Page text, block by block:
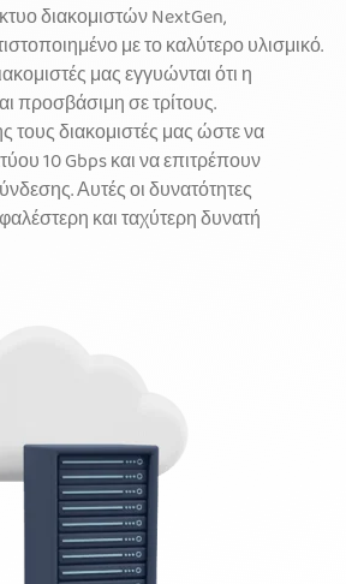
διακομιστών NextGen,
με το καλύτερο υλισμικό.
μας εγγυώνται ότι η
προσβάσιμη σε τρίτους.
τους διακομιστές μας ώστε να
10 Gbps και να επιτρέπουν
Αυτές οι δυνατότητες
και ταχύτερη δυνατή